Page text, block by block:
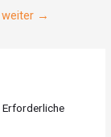
weiter →
Erforderliche